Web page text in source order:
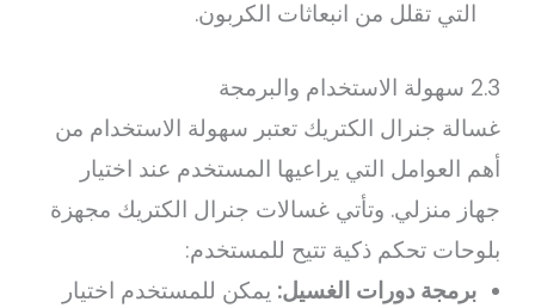
التي تقلل من انبعاثات الكربون.
2.3 سهولة الاستخدام والبرمجة
غسالة جنرال الكتريك تعتبر سهولة الاستخدام من
أهم العوامل التي يراعيها المستخدم عند اختيار
جهاز منزلي. وتأتي غسالات جنرال الكتريك مجهزة
بلوحات تحكم ذكية تتيح للمستخدم:
برمجة دورات الغسيل: يمكن للمستخدم اختيار